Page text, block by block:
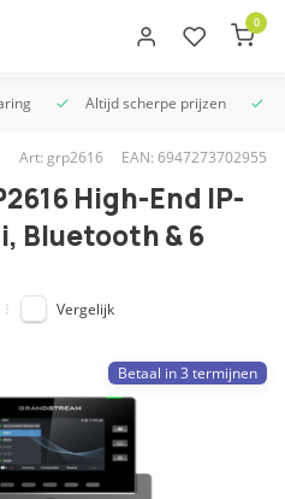
0
Altijd scherpe prijzen
Art: grp2616 EAN: 6947273702955
High-End IP-
Bluetooth & 6
Vergelijk
Betaal in 3 termijnen